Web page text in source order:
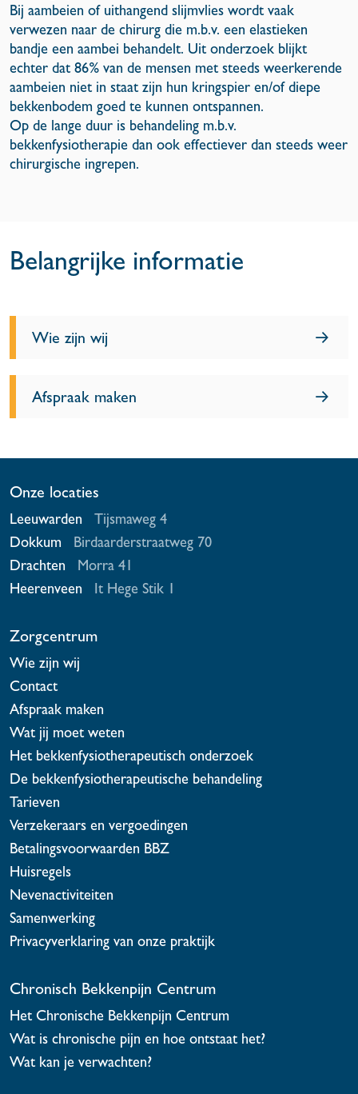
Bij aambeien of uithangend slijmvlies wordt vaak
verwezen naar de chirurg die m.b.v. een elastieken
bandje een aambei behandelt. Uit onderzoek blijkt
echter dat 86% van de mensen met steeds weerkerende
aambeien niet in staat zijn hun kringspier en/of diepe
bekkenbodem goed te kunnen ontspannen.
Op de lange duur is behandeling m.b.v.
bekkenfysiotherapie dan ook effectiever dan steeds weer
chirurgische ingrepen.
Belangrijke informatie
Wie zijn wij
Afspraak maken
Onze locaties
Leeuwarden
Tijsmaweg 4
Dokkum
Birdaarderstraatweg 70
Drachten
Morra 41
Heerenveen
It Hege Stik 1
Zorgcentrum
Wie zijn wij
Contact
Afspraak maken
Wat jij moet weten
Het bekkenfysiotherapeutisch onderzoek
De bekkenfysiotherapeutische behandeling
Tarieven
Verzekeraars en vergoedingen
Betalingsvoorwaarden BBZ
Huisregels
Nevenactiviteiten
Samenwerking
Privacyverklaring van onze praktijk
Chronisch Bekkenpijn Centrum
Het Chronische Bekkenpijn Centrum
Wat is chronische pijn en hoe ontstaat het?
Wat kan je verwachten?